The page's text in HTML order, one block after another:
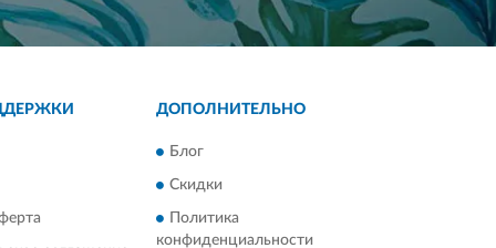
ДОПОЛНИТЕЛЬНО
Блог
Скидки
Политика
конфиденциальности